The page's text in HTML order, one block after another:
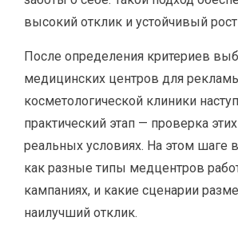
высокий отклик и устойчивый
После определения критериев
медицинских центров для
косметологической клиники
практический этап — проверка
реальных условиях. На этом шаге
как разные типы медцентров
кампаниях, и какие сценарии
наилучший отклик.